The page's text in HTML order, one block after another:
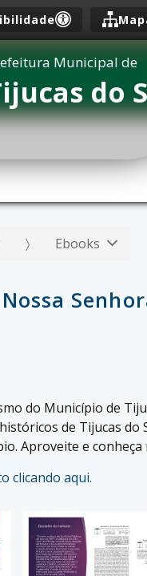
Municipal de
do
Ebooks
do Município de
de Tijucas do
Aproveite e conheça
clicando aqui.